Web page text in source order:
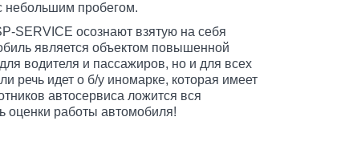
небольшим пробегом.
SERVICE осознают взятую на себя
является объектом повышенной
водителя и пассажиров, но и для всех
речь идет о б/у иномарке, которая имеет
автосервиса ложится вся
оценки работы автомобиля!